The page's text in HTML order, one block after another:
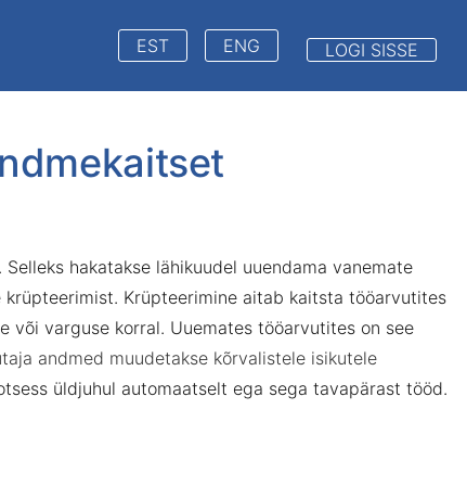
EST ENG LOGI SISSE
hakatakse lähikuudel uuendama vanemate
krüpteerimist. Krüpteerimine aitab kaitsta tööarvutites
või varguse korral. Uuemates tööarvutites on see
andmed muudetakse kõrvalistele isikutele
üldjuhul automaatselt ega sega tavapärast tööd.